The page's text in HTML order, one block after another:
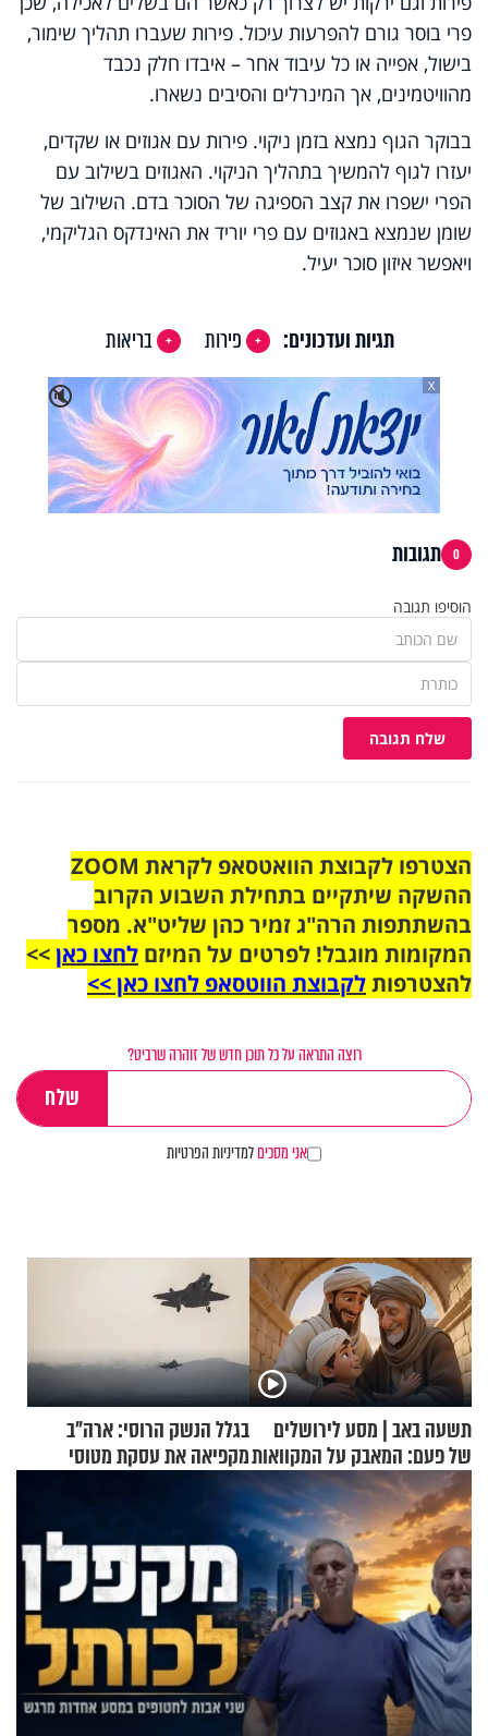
פרי בוסר גורם להפרעות עיכול. פירות שעברו תהליך שימור,
בישול, אפייה או כל עיבוד אחר – איבדו חלק נכבד
מהוויטמינים, אך המינרלים והסיבים נשארו.
בבוקר הגוף נמצא בזמן ניקוי. פירות עם אגוזים או שקדים,
יעזרו לגוף להמשיך בתהליך הניקוי. האגוזים בשילוב עם
הפרי ישפרו את קצב הספיגה של הסוכר בדם. השילוב של
שומן שנמצא באגוזים עם פרי יוריד את האינדקס הגליקמי,
ויאפשר איזון סוכר יעיל.
תגיות ועדכונים: פירות
בריאות
🔇
X
0 תגובות
הוסיפו תגובה
שלח תגובה
הצטרפו לקבוצת הוואטסאפ לקראת ZOOM
ההשקה שיתקיים בתחילת השבוע הקרוב
בהשתתפות הרה"ג זמיר כהן שליט"א. מספר
המקומות מוגבל! לפרטים על המיזם לחצו כאן>>
להצטרפותלקבוצת הווטסאפ לחצו כאן >>
רוצה התראה על כל תוכן חדש של זוהרה שרביט?
אני מסכיםלמדיניות הפרטיות
תשעה באב | מסע לירושלים
של פעם: המאבק על המקוואות
בגלל הנשק הרוסי: ארה"ב
מקפיאה את עסקת מטוסי
הקרב לטורקיה